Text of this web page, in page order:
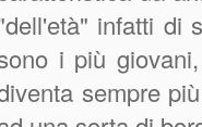
infatti di
i più
sempre